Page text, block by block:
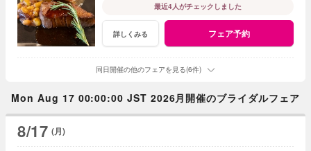
最近4人がチェックしました
詳しくみる フェア予約
同日開催の他のフェアを見る(6件)
Mon Aug 17 00:00:00 JST 2026月開催のブライダルフェア
8/17 (月)